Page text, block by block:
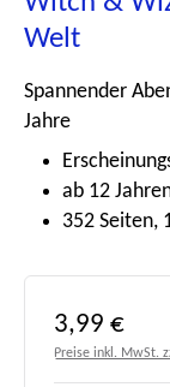
Welt
Spannender
Jahre
ab 12
352 Seiten,
Regulärer
3,99 €
Preise inkl. MwSt.